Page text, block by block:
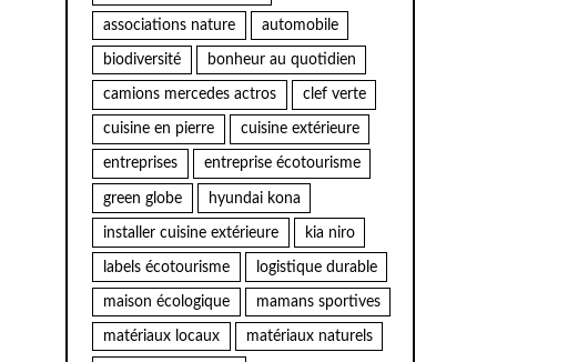
associations nature automobile
biodiversité bonheur au quotidien
camions mercedes actros clef verte
cuisine en pierre cuisine extérieure
entreprises entreprise écotourisme
green globe hyundai kona
installer cuisine extérieure kia niro
labels écotourisme logistique durable
maison écologique mamans sportives
matériaux locaux matériaux naturels